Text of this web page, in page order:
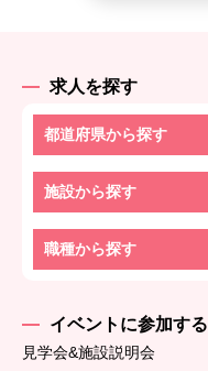
求人を探す
都道府県から探す
施設から探す
職種から探す
イベントに参加する
見学会&施設説明会